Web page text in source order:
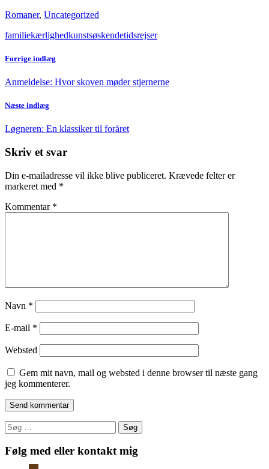
Romaner, Uncategorized
familiekærlighedkunstsøskendetidsrejser
Forrige indlæg
Anmeldelse: Hvor skoven møder stjernerne
Næste indlæg
Løgneren: En klassiker til foråret
Skriv et svar
Din e-mailadresse vil ikke blive publiceret. Krævede felter er
markeret med *
Kommentar *
Navn *
E-mail *
Websted
Gem mit navn, mail og websted i denne browser til næste gang
jeg kommenterer.
Søg
efter:
Følg med eller kontakt mig